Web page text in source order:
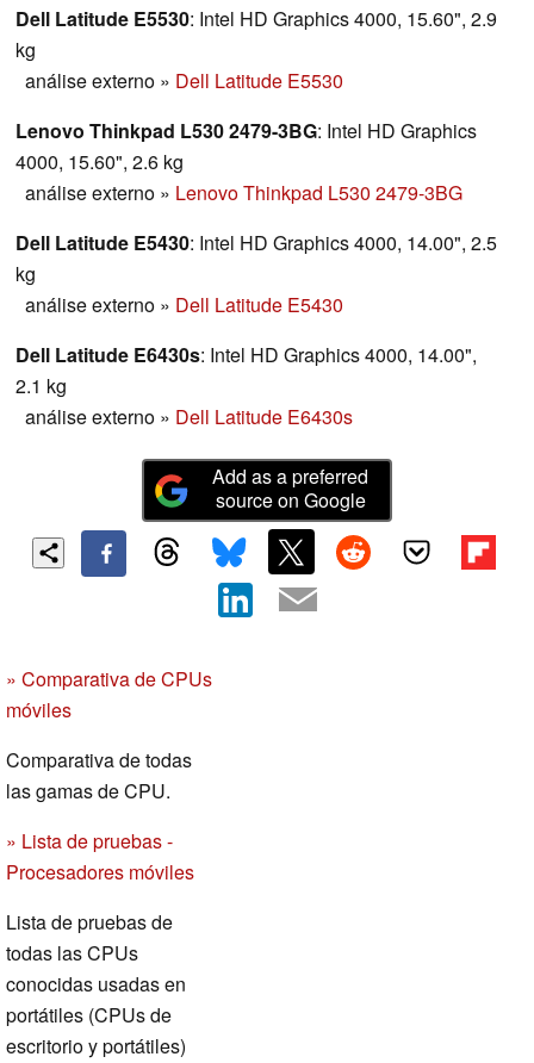
Dell Latitude E5530: Intel HD Graphics 4000, 15.60", 2.9
kg
análise externo » Dell Latitude E5530
Lenovo Thinkpad L530 2479-3BG: Intel HD Graphics
4000, 15.60", 2.6 kg
análise externo » Lenovo Thinkpad L530 2479-3BG
Dell Latitude E5430: Intel HD Graphics 4000, 14.00", 2.5
kg
análise externo » Dell Latitude E5430
Dell Latitude E6430s: Intel HD Graphics 4000, 14.00",
2.1 kg
análise externo » Dell Latitude E6430s
Add as a preferred
source on Google
» Comparativa de CPUs
móviles
Comparativa de todas
las gamas de CPU.
» Lista de pruebas -
Procesadores móviles
Lista de pruebas de
todas las CPUs
conocidas usadas en
portátiles (CPUs de
escritorio y portátiles)